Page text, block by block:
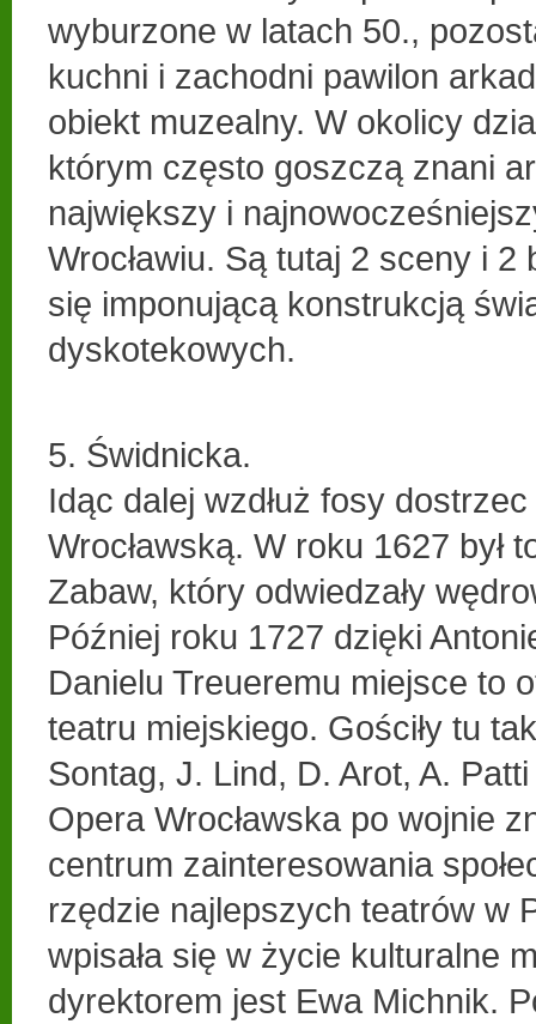
wyburzone w latach 50.,
kuchni i zachodni pawilon
obiekt muzealny. W okolicy
którym często goszczą znani
największy i
Wrocławiu. Są tutaj 2 sceny i 2
się imponującą konstrukcją
dyskotekowych.
5. Świdnicka.
Idąc dalej wzdłuż fosy
Wrocławską. W roku 1627 był
Zabaw, który odwiedzały
Później roku 1727 dzięki
Danielu Treueremu miejsce to
teatru miejskiego. Gościły tu
Sontag, J. Lind, D. Arot, A.
Opera Wrocławska po wojnie
centrum zainteresowania
rzędzie najlepszych teatrów w
wpisała się w życie kulturalne
dyrektorem jest Ewa Michnik.